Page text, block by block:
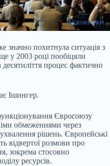
значно похитнула ситуація з
у 2003 році пообіцяли
процес фактично
Ішингер.
Євросоюзу
обмеженнями через
рішень. Європейські
відвертої розмови про
зокрема стосовно
ресурсів.